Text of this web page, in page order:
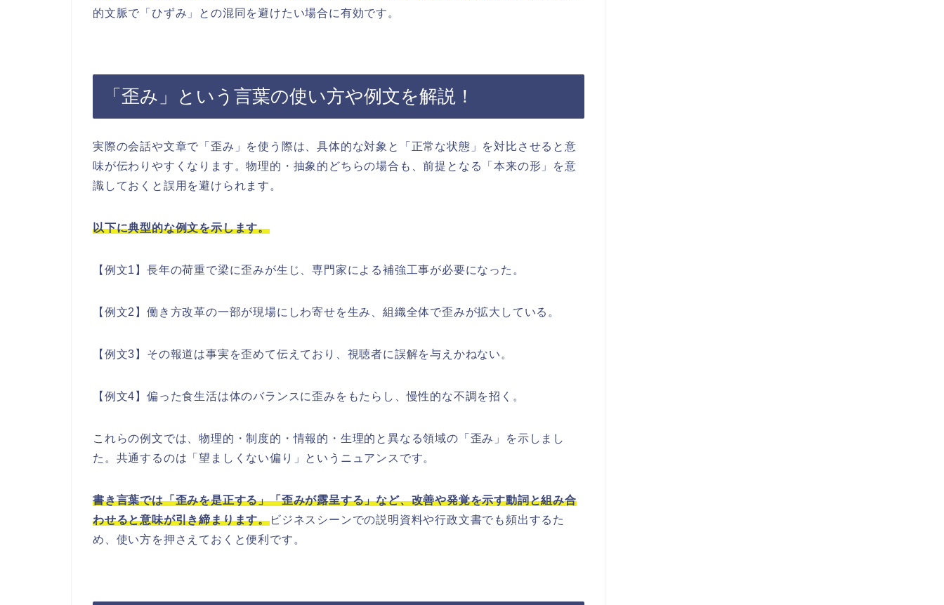
的文脈で「ひずみ」との混同を避けたい場合に有効です。
「歪み」という言葉の使い方や例文を解説！
実際の会話や文章で「歪み」を使う際は、具体的な対象と「正常な状態」を対比させると意
味が伝わりやすくなります。物理的・抽象的どちらの場合も、前提となる「本来の形」を意
識しておくと誤用を避けられます。
以下に典型的な例文を示します。
【例文1】長年の荷重で梁に歪みが生じ、専門家による補強工事が必要になった。
【例文2】働き方改革の一部が現場にしわ寄せを生み、組織全体で歪みが拡大している。
【例文3】その報道は事実を歪めて伝えており、視聴者に誤解を与えかねない。
【例文4】偏った食生活は体のバランスに歪みをもたらし、慢性的な不調を招く。
これらの例文では、物理的・制度的・情報的・生理的と異なる領域の「歪み」を示しまし
た。共通するのは「望ましくない偏り」というニュアンスです。
書き言葉では「歪みを是正する」「歪みが露呈する」など、改善や発覚を示す動詞と組み合
わせると意味が引き締まります。ビジネスシーンでの説明資料や行政文書でも頻出するた
め、使い方を押さえておくと便利です。